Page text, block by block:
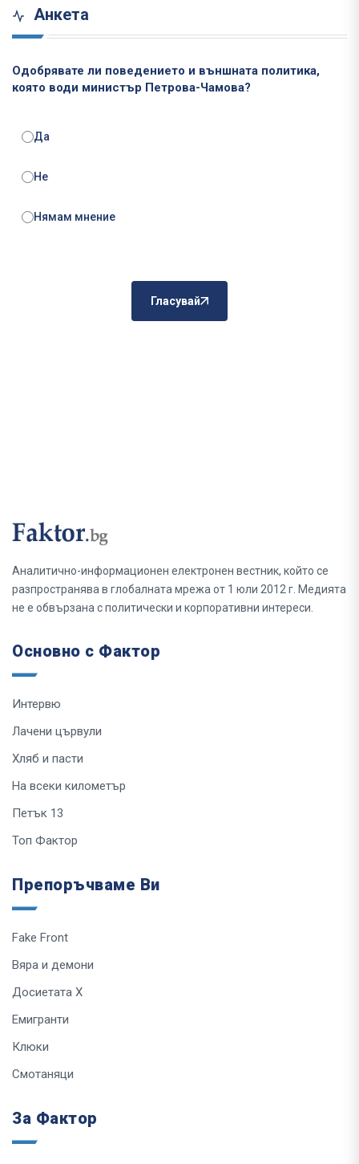
Анкета
Одобрявате ли поведението и външната политика,
която води министър Петрова-Чамова?
Да
Не
Нямам мнение
Гласувай
Аналитично-информационен електронен вестник, който се
разпространява в глобалната мрежа от 1 юли 2012 г. Медията
не е обвързана с политически и корпоративни интереси.
Основно с Фактор
Интервю
Лачени цървули
Хляб и пасти
На всеки километър
Петък 13
Топ Фактор
Препоръчваме Ви
Fake Front
Вяра и демони
Досиетата Х
Емигранти
Клюки
Смотаняци
За Фактор